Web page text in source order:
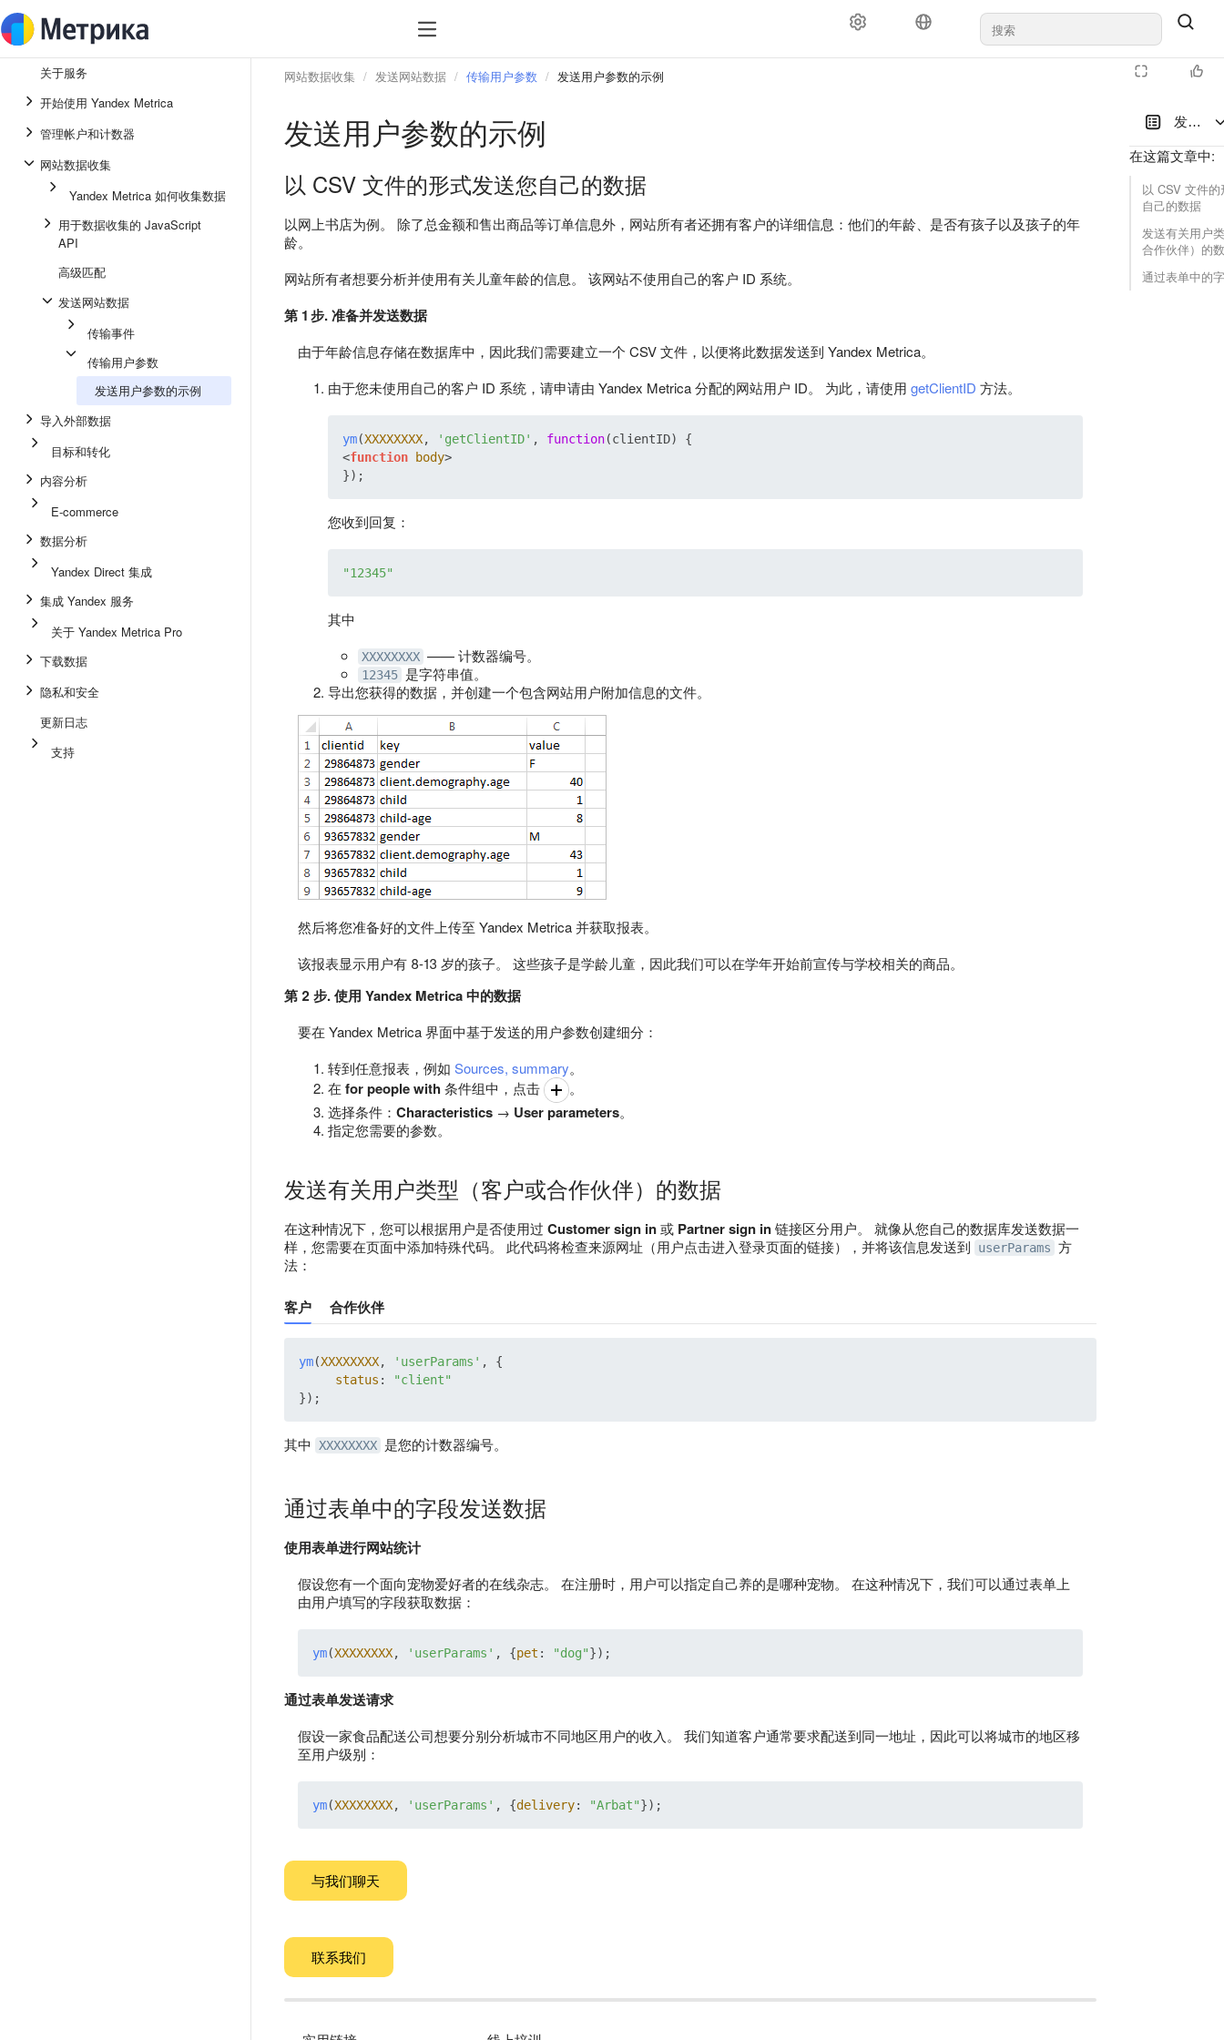
关于服务
开始使用 Yandex Metrica
管理帐户和计数器
网站数据收集
Yandex Metrica 如何收集数据
用于数据收集的 JavaScript
API
高级匹配
发送网站数据
传输事件
传输用户参数
发送用户参数的示例
导入外部数据
目标和转化
内容分析
E-commerce
数据分析
Yandex Direct 集成
集成 Yandex 服务
关于 Yandex Metrica Pro
下载数据
隐私和安全
更新日志
支持
发送用
在这篇文章中:
以 CSV 文件
自己的数据
发送有关用户
合作伙伴）的
通过表单中的
网站数据收集 发送网站数据 传输用户参数 发送用户参数的示例
发送用户参数的示例
以 CSV 文件的形式发送您自己的数据
以网上书店为例。 除了总金额和售出商品等订单信息外，网站所有者还拥有客户的详细信息：他们的年龄、是否有孩子以及孩子的年
龄。
网站所有者想要分析并使用有关儿童年龄的信息。 该网站不使用自己的客户 ID 系统。
第 1 步. 准备并发送数据
由于年龄信息存储在数据库中，因此我们需要建立一个 CSV 文件，以便将此数据发送到 Yandex Metrica。
由于您未使用自己的客户 ID 系统，请申请由 Yandex Metrica 分配的网站用户 ID。 为此，请使用 getClientID 方法。
ym(XXXXXXXX, 'getClientID' , function(clientID
<function body>
您收到回复：
"12345"
其中
XXXXXXXX —— 计数器编号。
12345 是字符串值。
导出您获得的数据，并创建一个包含网站用户附加信息的文件。
然后将您准备好的文件上传至 Yandex Metrica 并获取报表。
该报表显示用户有 8-13 岁的孩子。 这些孩子是学龄儿童，因此我们可以在学年开始前宣传与学校相关的商品。
第 2 步. 使用 Yandex Metrica 中的数据
要在 Yandex Metrica 界面中基于发送的用户参数创建细分：
转到任意报表，例如 Sources, summary。
在 for people with 条件组中，点击
。
选择条件： Characteristics → User parameters。
指定您需要的参数。
发送有关用户类型（客户或合作伙伴）的数据
在这种情况下，您可以根据用户是否使用过 Customer sign in或 Partner sign in链接区分用户。 就像从您自己的数据库发送数据一
样，您需要在页面中添加特殊代码。 此代码将检查来源网址（用户点击进入登录页面的链接），并将该信息发送到
userParams 方
法：
客户 合作伙伴
ym(XXXXXXXX, 'userParams' , {
status :
"client"
其中 XXXXXXXX 是您的计数器编号。
通过表单中的字段发送数据
使用表单进行网站统计
假设您有一个面向宠物爱好者的在线杂志。 在注册时，用户可以指定自己养的是哪种宠物。 在这种情况下，我们可以通过表单上
由用户填写的字段获取数据：
ym(XXXXXXXX, 'userParams' , {pet : "dog"
通过表单发送请求
假设一家食品配送公司想要分别分析城市不同地区用户的收入。 我们知道客户通常要求配送到同一地址，因此可以将城市的地区移
至用户级别：
ym(XXXXXXXX, 'userParams' , {delivery: "Arbat"
与我们聊天
联系我们